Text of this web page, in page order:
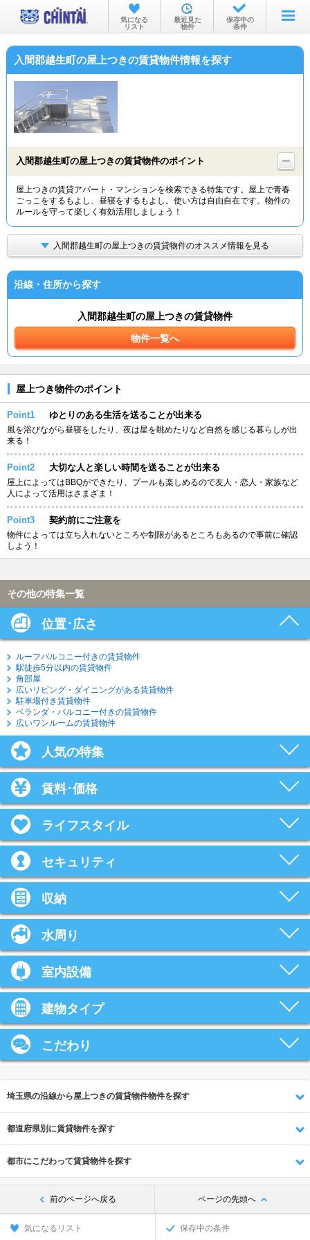
お部屋を探す
沿線・駅から
物件特集から
TOP
気になる
リスト
最近見た
物件
保存中の
条件
入間郡越生町の屋上つきの賃貸物件情報を探す
入間郡越生町の屋上つきの賃貸物件のポイント
屋上つきの賃貸アパート・マンションを検索できる特集です。屋上で青春
ごっこをするもよし、昼寝をするもよし。使い方は自由自在です。物件の
ルールを守って楽しく有効活用しましょう！
入間郡越生町の屋上つきの賃貸物件のオススメ情報を見る
沿線・住所から探す
入間郡越生町の屋上つきの賃貸物件
物件一覧へ
屋上つき物件のポイント
Point1 ゆとりのある生活を送ることが出来る
風を浴びながら昼寝をしたり、夜は星を眺めたりなど自然を感じる暮らしが出
来る！
Point2 大切な人と楽しい時間を送ることが出来る
屋上によってはBBQができたり、プールも楽しめるので友人・恋人・家族など
人によって活用はさまざま！
Point3 契約前にご注意を
物件によっては立ち入れないところや制限があるところもあるので事前に確認
しよう！
その他の特集一覧
位置･広さ
ルーフバルコニー付きの賃貸物件
駅徒歩5分以内の賃貸物件
角部屋
広いリビング・ダイニングがある賃貸物件
駐車場付き賃貸物件
ベランダ・バルコニー付きの賃貸物件
広いワンルームの賃貸物件
人気の特集
賃料･価格
ライフスタイル
セキュリティ
収納
水周り
室内設備
建物タイプ
こだわり
埼玉県の沿線から屋上つきの賃貸物件物件を探す
都道府県別に賃貸物件を探す
都市にこだわって賃貸物件を探す
前のページへ戻る ページの先頭へ
気になるリスト 保存中の条件